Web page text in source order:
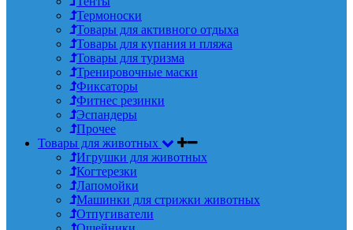
Термоноски
Товары для активного отдыха
Товары для купания и пляжа
Товары для туризма
Тренировочные маски
Фиксаторы
Фитнес резинки
Эспандеры
Прочее
Товары для животных
Игрушки для животных
Когтерезки
Лапомойки
Машинки для стрижки животных
Отпугиватели